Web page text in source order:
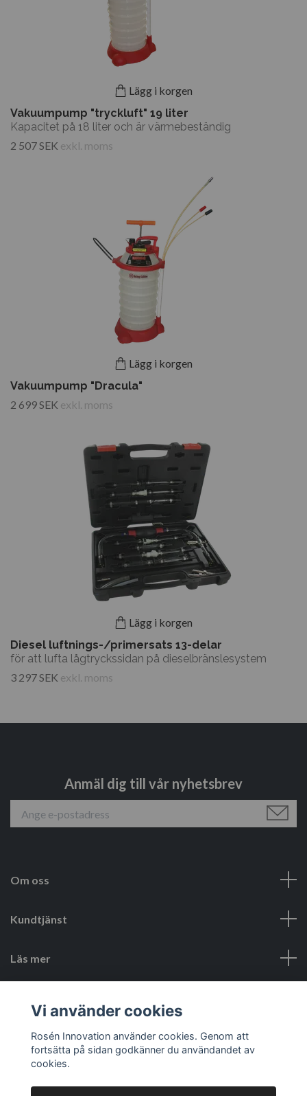
Lägg i korgen
Vakuumpump "tryckluft" 19 liter
Kapacitet på 18 liter och är värmebeständig
2 507 SEK exkl. moms
Lägg i korgen
Vakuumpump "Dracula"
2 699 SEK exkl. moms
Lägg i korgen
Diesel luftnings-/primersats 13-delar
för att lufta lågtryckssidan på dieselbränslesystem
3 297 SEK exkl. moms
Anmäl dig till vår nyhetsbrev
Om oss
Kundtjänst
Läs mer
Vi använder cookies
Rosén Innovation använder cookies. Genom att
fortsätta på sidan godkänner du användandet av
cookies.